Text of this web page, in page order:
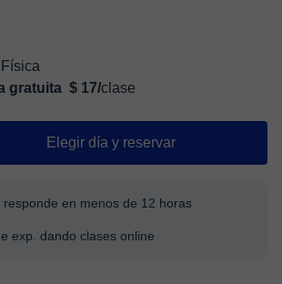
Física
gratuita $ 17/clase
Elegir día y reservar
responde en menos de 12 horas
exp. dando clases online